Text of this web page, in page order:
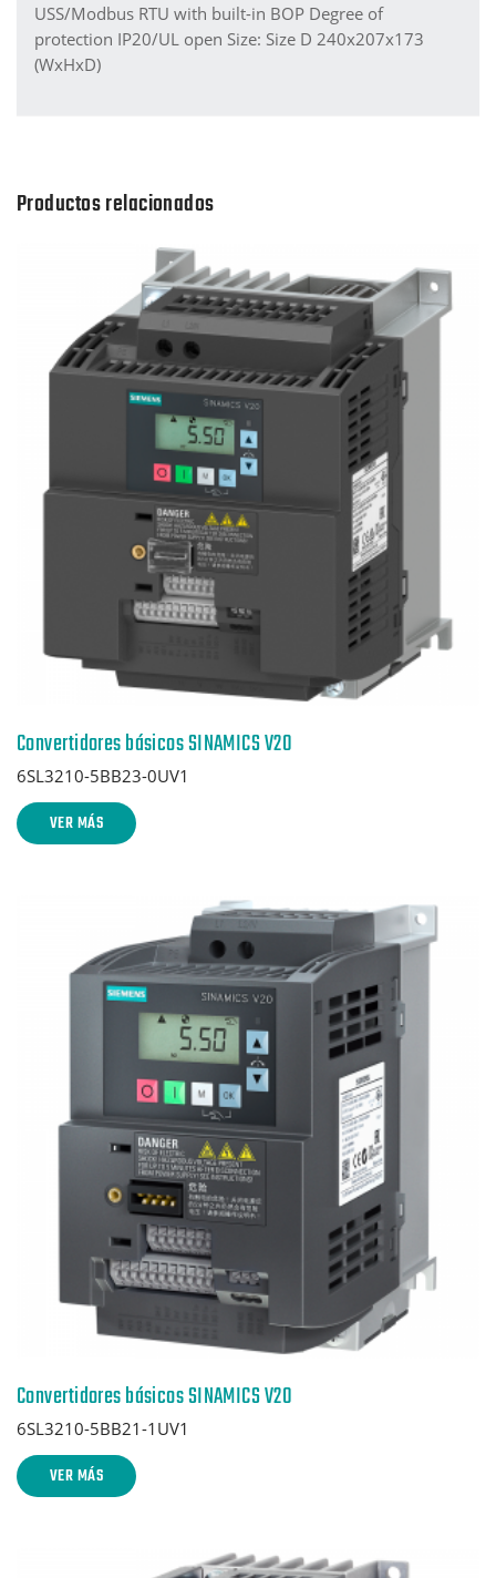
USS/Modbus RTU with built-in BOP Degree of
protection IP20/UL open Size: Size D 240x207x173
(WxHxD)
Productos relacionados
Convertidores básicos SINAMICS V20
6SL3210-5BB23-0UV1
VER MÁS
Convertidores básicos SINAMICS V20
6SL3210-5BB21-1UV1
VER MÁS